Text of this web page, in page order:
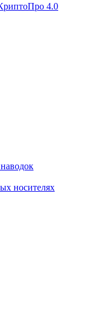
4.0
носителях